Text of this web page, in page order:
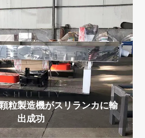
粒製造機がスリランカに輸
出成功